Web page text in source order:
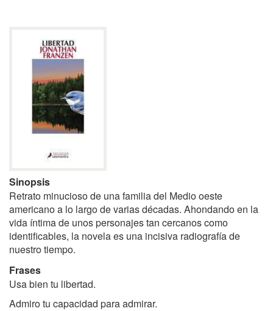
Sinopsis
Retrato minucioso de una familia del Medio oeste
americano a lo largo de varias décadas. Ahondando en la
vida íntima de unos personajes tan cercanos como
identificables, la novela es una incisiva radiografía de
nuestro tiempo.
Frases
Usa bien tu libertad.
Admiro tu capacidad para admirar.